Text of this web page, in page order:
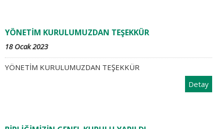
YÖNETİM KURULUMUZDAN TEŞEKKÜR
18 Ocak 2023
YÖNETİM KURULUMUZDAN TEŞEKKÜR
Detay